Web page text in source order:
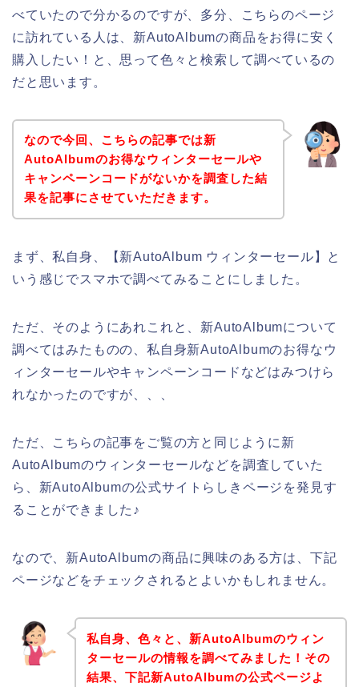
べていたので分かるのですが、多分、こちらのページ
に訪れている人は、新AutoAlbumの商品をお得に安く
購入したい！と、思って色々と検索して調べているの
だと思います。
なので今回、こちらの記事では新
AutoAlbumのお得なウィンターセールや
キャンペーンコードがないかを調査した結
果を記事にさせていただきます。
まず、私自身、【新AutoAlbum ウィンターセール】と
いう感じでスマホで調べてみることにしました。
ただ、そのようにあれこれと、新AutoAlbumについて
調べてはみたものの、私自身新AutoAlbumのお得なウ
ィンターセールやキャンペーンコードなどはみつけら
れなかったのですが、、、
ただ、こちらの記事をご覧の方と同じように新
AutoAlbumのウィンターセールなどを調査していた
ら、新AutoAlbumの公式サイトらしきページを発見す
ることができました♪
なので、新AutoAlbumの商品に興味のある方は、下記
ページなどをチェックされるとよいかもしれません。
私自身、色々と、新AutoAlbumのウィン
ターセールの情報を調べてみました！その
結果、下記新AutoAlbumの公式ページよ